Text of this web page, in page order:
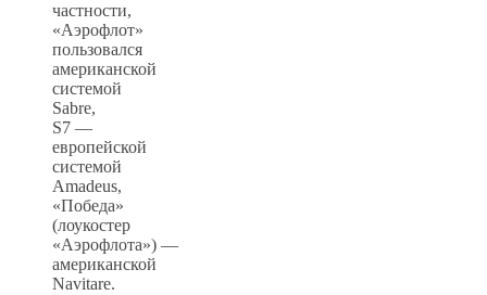
частности,
«Аэрофлот»
пользовался
американской
системой
Sabre,
S7 —
европейской
системой
Amadeus,
«Победа»
(лоукостер
«Аэрофлота») —
американской
Navitare.